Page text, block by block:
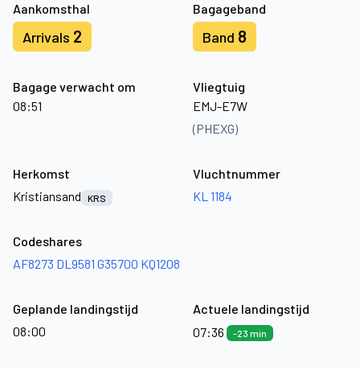
Aankomsthal
Arrivals 2
Bagageband
Band 8
Bagage verwacht om
08:51
Vliegtuig
EMJ-E7W
(PHEXG)
Herkomst
Kristiansand
KRS
Vluchtnummer
KL 1184
Codeshares
AF8273 DL9581 G35700 KQ1208
Geplande landingstijd
08:00
Actuele landingstijd
07:36
-23 min